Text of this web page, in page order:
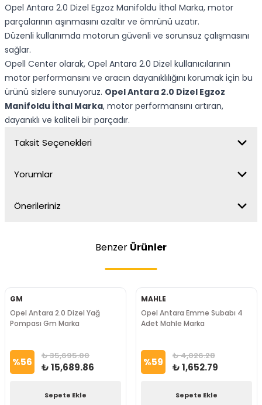
Opel Antara 2.0 Dizel Egzoz Manifoldu İthal Marka, motor
parçalarının aşınmasını azaltır ve ömrünü uzatır.
Düzenli kullanımda motorun güvenli ve sorunsuz çalışmasını
sağlar.
Opell Center olarak, Opel Antara 2.0 Dizel kullanıcılarının
motor performansını ve aracın dayanıklılığını korumak için bu
ürünü sizlere sunuyoruz. Opel Antara 2.0 Dizel Egzoz
Manifoldu İthal Marka, motor performansını artıran,
dayanıklı ve kaliteli bir parçadır.
Taksit Seçenekleri
Yorumlar
Önerileriniz
Benzer Ürünler
GM
Opel Antara 2.0 Dizel Yağ
Pompası Gm Marka
%56 ₺ 35,695.00
₺ 15,689.86
Sepete Ekle
MAHLE
Opel Antara Emme Subabı 4
Adet Mahle Marka
%59 ₺ 4,026.28
₺ 1,652.79
Sepete Ekle